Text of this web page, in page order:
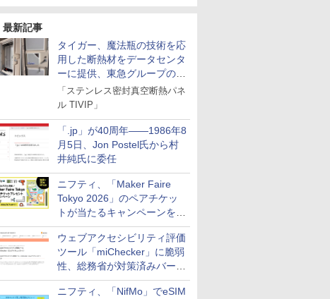
最新記事
タイガー、魔法瓶の技術を応
用した断熱材をデータセンタ
ーに提供、東急グループの実
証実験で
「ステンレス密封真空断熱パネ
ル TIVIP」
「.jp」が40周年――1986年8
月5日、Jon Postel氏から村
井純氏に委任
ニフティ、「Maker Faire
Tokyo 2026」のペアチケッ
トが当たるキャンペーンをX
で実施。8月16日まで
ウェブアクセシビリティ評価
ツール「miChecker」に脆弱
性、総務省が対策済みバージ
ョンへの更新を呼び掛け
ニフティ、「NifMo」でeSIM